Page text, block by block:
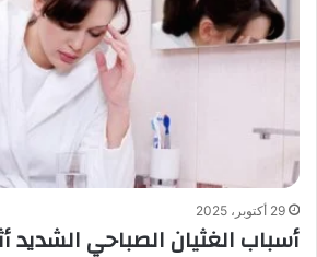
29 أكتوبر، 2025
أسباب الغثيان الصباحي الشديد